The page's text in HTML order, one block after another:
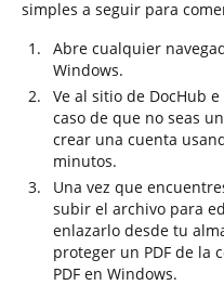
simples a seguir para
Abre cualquier
Windows.
Ve al sitio de DocHub
caso de que no seas
crear una cuenta
minutos.
Una vez que
subir el archivo para
enlazarlo desde tu
proteger un PDF de la
PDF en Windows.